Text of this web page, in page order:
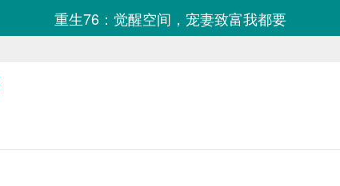
重生76：觉醒空间，宠妻致富我都要